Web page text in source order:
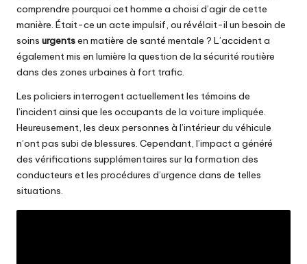
comprendre pourquoi cet homme a choisi d’agir de cette
manière. Était-ce un acte impulsif, ou révélait-il un besoin de
soins urgentsen matière de santé mentale ? L’accident a
également mis en lumière la question de la sécurité routière
dans des zones urbaines à fort trafic.
Les policiers interrogent actuellement les témoins de
l’incident ainsi que les occupants de la voiture impliquée.
Heureusement, les deux personnes à l’intérieur du véhicule
n’ont pas subi de blessures. Cependant, l’impact a généré
des vérifications supplémentaires sur la formation des
conducteurs et les procédures d’urgence dans de telles
situations.